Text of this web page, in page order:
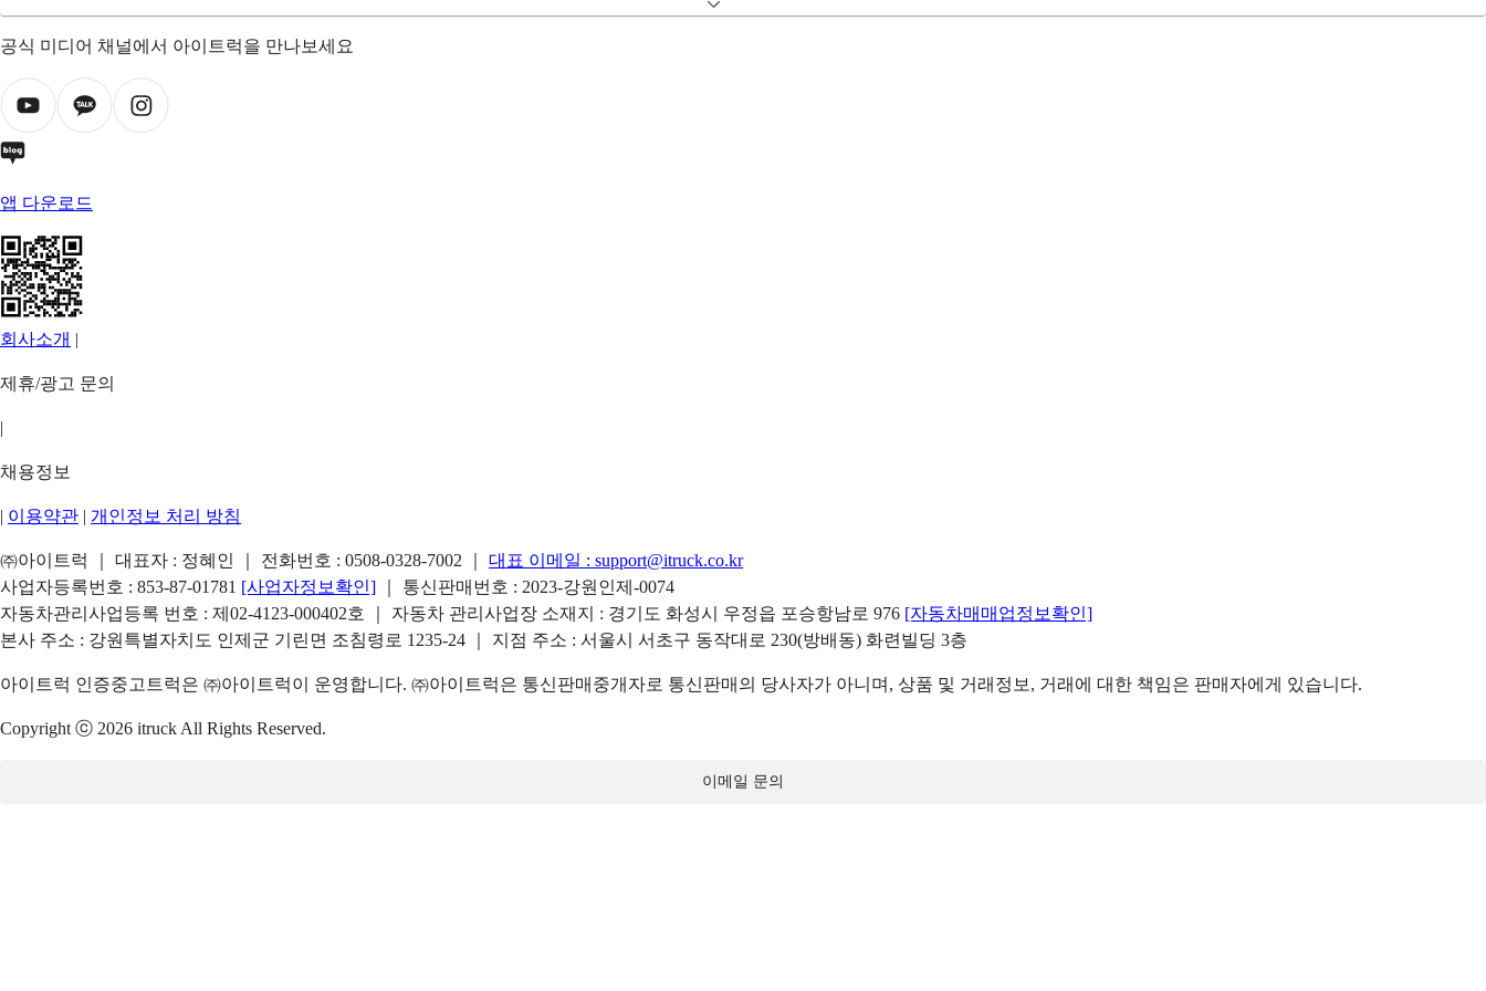
공식 미디어 채널에서 아이트럭을 만나보세요
앱 다운로드
회사소개 |
제휴/광고 문의
|
채용정보
| 이용약관 | 개인정보 처리 방침
㈜아이트럭 ｜ 대표자 : 정혜인 ｜ 전화번호 : 0508-0328-7002 대표 이메일 : support@itruck.co.kr
사업자등록번호 : 853-87-01781 [사업자정보확인]
｜ 통신판매번호 : 2023-강원인제-0074
자동차관리사업등록 번호 : 제02-4123-000402호 ｜ 자동차 관리사업장 소재지 : 경기도 화성시 우정읍 포승항남로 976 [자동차매매업정보확인]
본사 주소 : 강원특별자치도 인제군 기린면 조침령로 1235-24 ｜ 지점 주소 : 서울시 서초구 동작대로 230(방배동) 화련빌딩 3층
아이트럭 인증중고트럭은 ㈜아이트럭이 운영합니다. ㈜아이트럭은 통신판매중개자로 통신판매의 당사자가 아니며, 상품 및 거래정보, 거래에 대한 책임은 판매자에게 있습니다.
Copyright ⓒ 2026 itruck All Rights Reserved.
이메일 문의